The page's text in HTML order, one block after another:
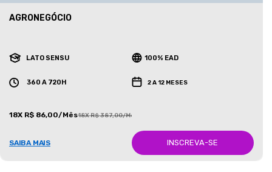
AGRONEGÓCIO
LATO SENSU 100% EAD
360 A 720H 2 A 12 MESES
18X R$ 86,00/Mês18X R$ 387,00/Mês
SAIBA MAIS INSCREVA-SE